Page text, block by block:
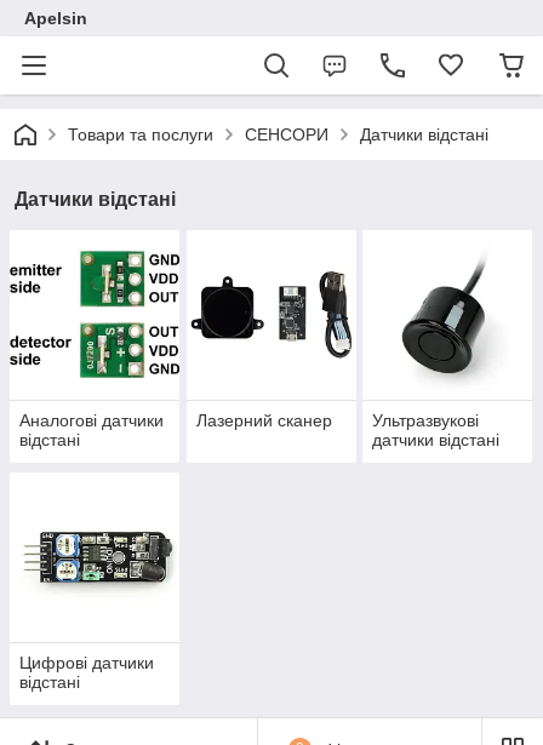
Apelsin
Товари та послуги СЕНСОРИ Датчики відстані
Датчики відстані
Аналогові датчики
відстані
Лазерний сканер
Ультразвукові
датчики відстані
Цифрові датчики
відстані